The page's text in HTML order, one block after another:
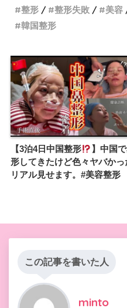
整形
整形失敗 美容
韓国整形
【3泊4日中国整形
】中国
形してきたけど色々ヤバか
リアル見せます。#美容整形
この記事を書いた人
minto